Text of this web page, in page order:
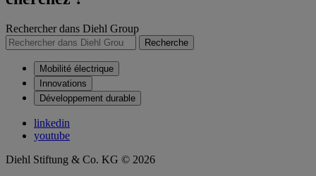
Rechercher dans Diehl Group
Recherche
Mobilité électrique
Innovations
Développement durable
linkedin
youtube
Diehl Stiftung & Co. KG © 2026